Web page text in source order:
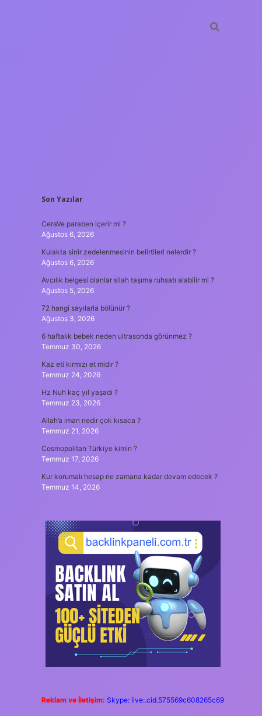
SIDEBAR
Son Yazılar
CeraVe paraben içerir mi ?
Ağustos 6, 2026
Kulakta sinir zedelenmesinin belirtileri nelerdir ?
Ağustos 6, 2026
Avcılık belgesi olanlar silah taşıma ruhsatı alabilir mi ?
Ağustos 5, 2026
72 hangi sayılarla bölünür ?
Ağustos 3, 2026
6 haftalık bebek neden ultrasonda görünmez ?
Temmuz 30, 2026
Kaz eti kırmızı et midir ?
Temmuz 24, 2026
Hz Nuh kaç yıl yaşadı ?
Temmuz 23, 2026
Allah’a iman nedir çok kısaca ?
Temmuz 21, 2026
Cosmopolitan Türkiye kimin ?
Temmuz 17, 2026
Kur korumalı hesap ne zamana kadar devam edecek ?
Temmuz 14, 2026
Reklam ve İletişim: Skype: live:.cid.575569c608265c69